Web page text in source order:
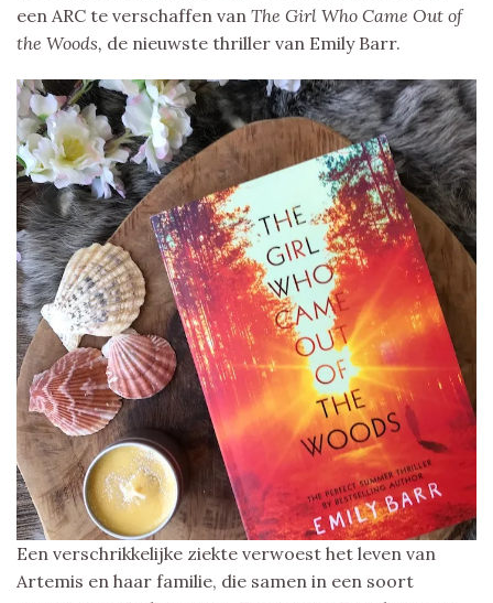
een ARC te verschaffen van The Girl Who Came Out of
the Woods, de nieuwste thriller van Emily Barr.
Een verschrikkelijke ziekte verwoest het leven van
Artemis en haar familie, die samen in een soort